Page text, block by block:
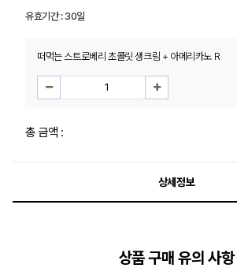
유효기간 :30일
떠먹는 스트로베리 초콜릿 생크림 + 아메리카노 R
총 금액 :
상세정보
상품 구매 유의 사항